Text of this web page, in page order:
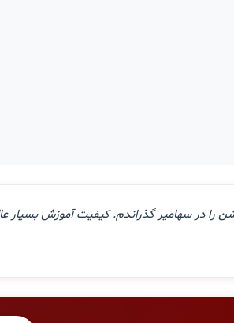
را در سهامیر گذراندم. کیفیت آموزش بسیار